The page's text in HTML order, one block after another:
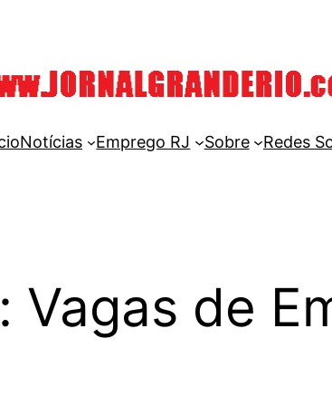
Notícias Emprego RJ Sobre Redes
Vagas de